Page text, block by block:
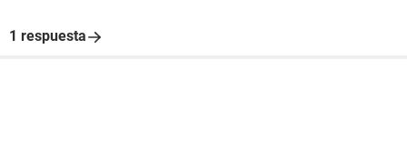
1 respuesta